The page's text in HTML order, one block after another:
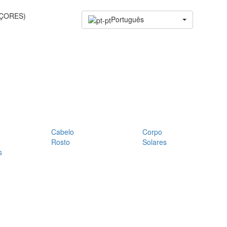
Português
Cabelo
Corpo
Rosto
Solares